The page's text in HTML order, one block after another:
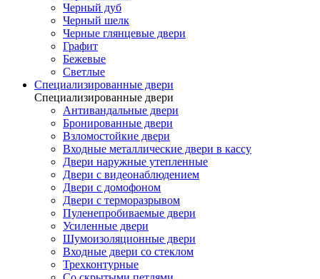
Черный дуб
Черный шелк
Черные глянцевые двери
Графит
Бежевые
Светлые
Специализированные двери
Специализированные двери
Антивандальные двери
Бронированные двери
Взломостойкие двери
Входные металлические двери в кассу
Двери наружные утепленные
Двери с видеонаблюдением
Двери с домофоном
Двери с терморазрывом
Пуленепробиваемые двери
Усиленные двери
Шумоизоляционные двери
Входные двери со стеклом
Трехконтурные